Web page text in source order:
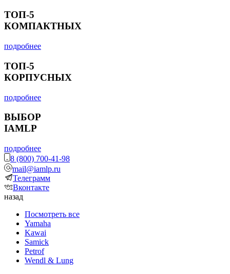
ТОП-5
КОМПАКТНЫХ
подробнее
ТОП-5
КОРПУСНЫХ
подробнее
ВЫБОР
IAMLP
подробнее
8 (800) 700-41-98
mail@iamlp.ru
Телеграмм
Вконтакте
назад
Посмотреть все
Yamaha
Kawai
Samick
Petrof
Wendl & Lung